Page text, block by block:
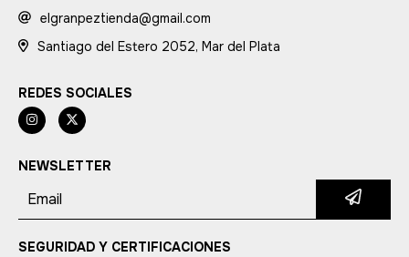
elgranpeztienda@gmail.com
Santiago del Estero 2052, Mar del Plata
REDES SOCIALES
NEWSLETTER
SEGURIDAD Y CERTIFICACIONES